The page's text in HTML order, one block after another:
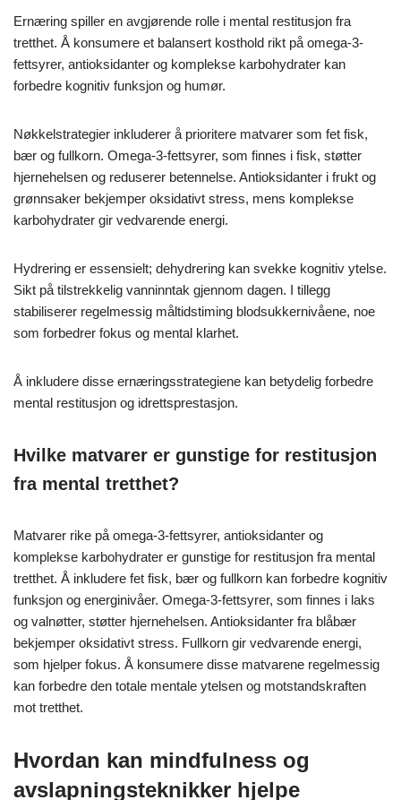
Ernæring spiller en avgjørende rolle i mental restitusjon fra
tretthet. Å konsumere et balansert kosthold rikt på omega-3-
fettsyrer, antioksidanter og komplekse karbohydrater kan
forbedre kognitiv funksjon og humør.
Nøkkelstrategier inkluderer å prioritere matvarer som fet fisk,
bær og fullkorn. Omega-3-fettsyrer, som finnes i fisk, støtter
hjernehelsen og reduserer betennelse. Antioksidanter i frukt og
grønnsaker bekjemper oksidativt stress, mens komplekse
karbohydrater gir vedvarende energi.
Hydrering er essensielt; dehydrering kan svekke kognitiv ytelse.
Sikt på tilstrekkelig vanninntak gjennom dagen. I tillegg
stabiliserer regelmessig måltidstiming blodsukkernivåene, noe
som forbedrer fokus og mental klarhet.
Å inkludere disse ernæringsstrategiene kan betydelig forbedre
mental restitusjon og idrettsprestasjon.
Hvilke matvarer er gunstige for restitusjon
fra mental tretthet?
Matvarer rike på omega-3-fettsyrer, antioksidanter og
komplekse karbohydrater er gunstige for restitusjon fra mental
tretthet. Å inkludere fet fisk, bær og fullkorn kan forbedre kognitiv
funksjon og energinivåer. Omega-3-fettsyrer, som finnes i laks
og valnøtter, støtter hjernehelsen. Antioksidanter fra blåbær
bekjemper oksidativt stress. Fullkorn gir vedvarende energi,
som hjelper fokus. Å konsumere disse matvarene regelmessig
kan forbedre den totale mentale ytelsen og motstandskraften
mot tretthet.
Hvordan kan mindfulness og
avslapningsteknikker hjelpe